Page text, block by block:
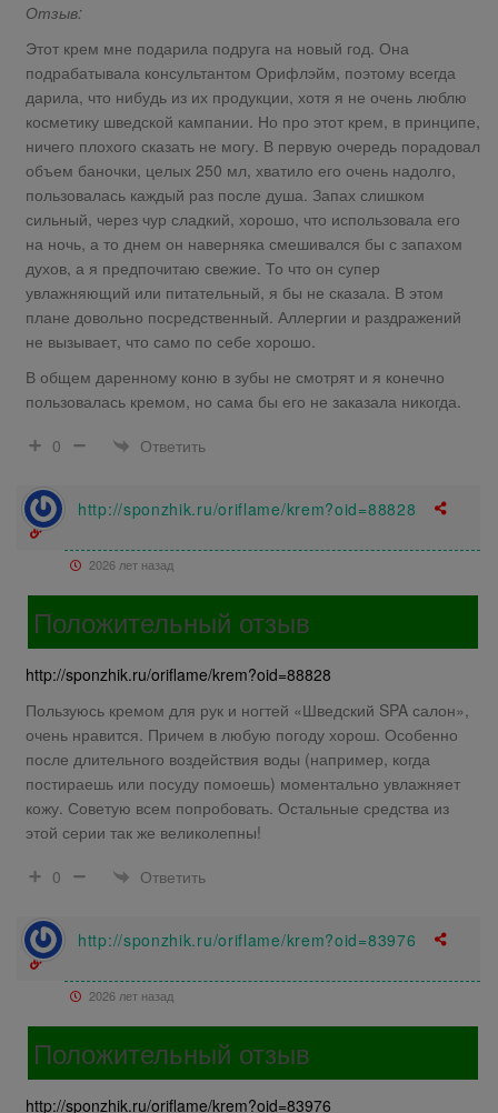
Отзыв:
Этот крем мне подарила подруга на новый год. Она
подрабатывала консультантом Орифлэйм, поэтому всегда
дарила, что нибудь из их продукции, хотя я не очень люблю
косметику шведской кампании. Но про этот крем, в принципе,
ничего плохого сказать не могу. В первую очередь порадовал
объем баночки, целых 250 мл, хватило его очень надолго,
пользовалась каждый раз после душа. Запах слишком
сильный, через чур сладкий, хорошо, что использовала его
на ночь, а то днем он наверняка смешивался бы с запахом
духов, а я предпочитаю свежие. То что он супер
увлажняющий или питательный, я бы не сказала. В этом
плане довольно посредственный. Аллергии и раздражений
не вызывает, что само по себе хорошо.
В общем даренному коню в зубы не смотрят и я конечно
пользовалась кремом, но сама бы его не заказала никогда.
0
Ответить
http://sponzhik.ru/oriflame/krem?oid=88828
2026 лет назад
Положительный отзыв
http://sponzhik.ru/oriflame/krem?oid=88828
Пользуюсь кремом для рук и ногтей «Шведский SPA салон»,
очень нравится. Причем в любую погоду хорош. Особенно
после длительного воздействия воды (например, когда
постираешь или посуду помоешь) моментально увлажняет
кожу. Советую всем попробовать. Остальные средства из
этой серии так же великолепны!
0
Ответить
http://sponzhik.ru/oriflame/krem?oid=83976
2026 лет назад
Положительный отзыв
http://sponzhik.ru/oriflame/krem?oid=83976